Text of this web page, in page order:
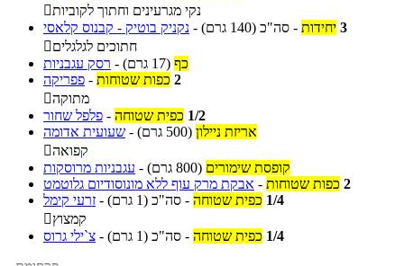
נקי מגרעינים וחתוך לקוביות
נקניק בוטיק - קבנוס קלאסי - 3 יחידות - סה"כ (140 גרם)
חתוכים לגלגלים
רסק עגבניות - כף (17 גרם)
פפריקה - 2 כפות שטוחות
מתוקה
פלפל שחור - 1/2 כפית שטוחה
שעועית אדומה - אריזת ניילון (500 גרם)
קפואה
עגבניות מרוסקות - קופסת שימורים (800 גרם)
אבקת מרק עוף ללא מונוסודיום גלוטמט - 2 כפות שטוחות
זרעי קימל - 1/4 כפית שטוחה - סה"כ (1 גרם)
קמצוץ
צ`ילי גרוס - 1/4 כפית שטוחה - סה"כ (1 גרם)